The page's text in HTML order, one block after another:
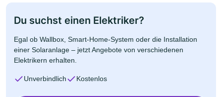
Du suchst einen Elektriker?
Egal ob Wallbox, Smart-Home-System oder die Installation
einer Solaranlage – jetzt Angebote von verschiedenen
Elektrikern erhalten.
Unverbindlich Kostenlos